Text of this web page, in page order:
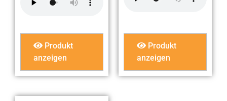
Produkt
anzeigen
Produkt
anzeigen